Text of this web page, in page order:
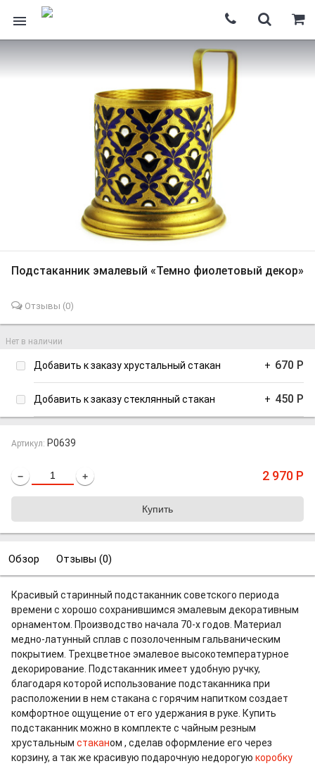
Подстаканник эмалевый «Темно фиолетовый декор»
Отзывы (0)
Нет в наличии
Добавить к заказу хрустальный стакан + 670 Р
Добавить к заказу стеклянный стакан + 450 Р
Артикул: P0639
− + 2 970 Р
Обзор Отзывы (0)
Красивый старинный подстаканник советского периода
времени с хорошо сохранившимся эмалевым декоративным
орнаментом. Производство начала 70-х годов. Материал
медно-латунный сплав с позолоченным гальваническим
покрытием. Трехцветное эмалевое высокотемпературное
декорирование. Подстаканник имеет удобную ручку,
благодаря которой использование подстаканника при
расположении в нем стакана с горячим напитком создает
комфортное ощущение от его удержания в руке. Купить
подстаканник можно в комплекте с чайным резным
хрустальным стаканом , сделав оформление его через
корзину, а так же красивую подарочную недорогую коробку